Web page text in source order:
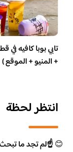
تابي بوبا كافيه في
+ المنيو + الموقع )
انتظر لحظة
😊☝️لم تجد ما